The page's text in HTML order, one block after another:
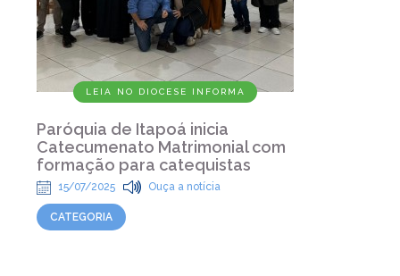
LEIA NO DIOCESE INFORMA
Paróquia de Itapoá inicia
Catecumenato Matrimonial com
formação para catequistas
15/07/2025 Ouça a notícia
CATEGORIA